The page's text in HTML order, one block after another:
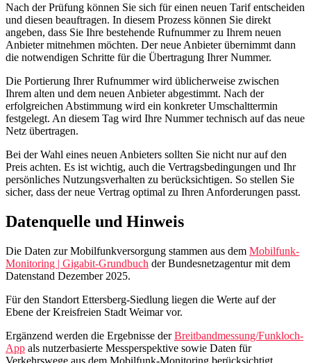
Nach der Prüfung können Sie sich für einen neuen Tarif entscheiden
und diesen beauftragen. In diesem Prozess können Sie direkt
angeben, dass Sie Ihre bestehende Rufnummer zu Ihrem neuen
Anbieter mitnehmen möchten. Der neue Anbieter übernimmt dann
die notwendigen Schritte für die Übertragung Ihrer Nummer.
Die Portierung Ihrer Rufnummer wird üblicherweise zwischen
Ihrem alten und dem neuen Anbieter abgestimmt. Nach der
erfolgreichen Abstimmung wird ein konkreter Umschalttermin
festgelegt. An diesem Tag wird Ihre Nummer technisch auf das neue
Netz übertragen.
Bei der Wahl eines neuen Anbieters sollten Sie nicht nur auf den
Preis achten. Es ist wichtig, auch die Vertragsbedingungen und Ihr
persönliches Nutzungsverhalten zu berücksichtigen. So stellen Sie
sicher, dass der neue Vertrag optimal zu Ihren Anforderungen passt.
Datenquelle und Hinweis
Die Daten zur Mobilfunkversorgung stammen aus dem Mobilfunk-
Monitoring | Gigabit-Grundbuch der Bundesnetzagentur mit dem
Datenstand Dezember 2025.
Für den Standort Ettersberg-Siedlung liegen die Werte auf der
Ebene der Kreisfreien Stadt Weimar vor.
Ergänzend werden die Ergebnisse derBreitbandmessung/Funkloch-
App als nutzerbasierte Messperspektive sowie Daten für
Verkehrswege aus dem Mobilfunk-Monitoring berücksichtigt.